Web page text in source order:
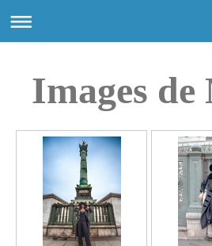
Images